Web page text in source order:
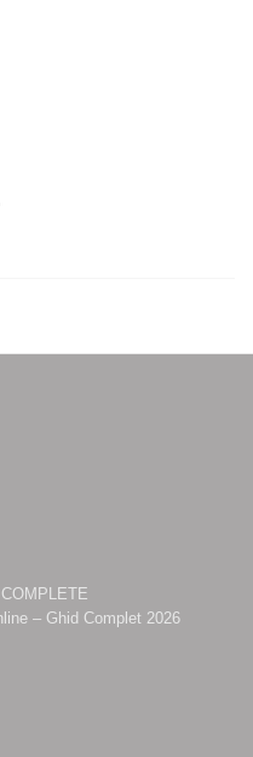
– Ghid Complet 2026